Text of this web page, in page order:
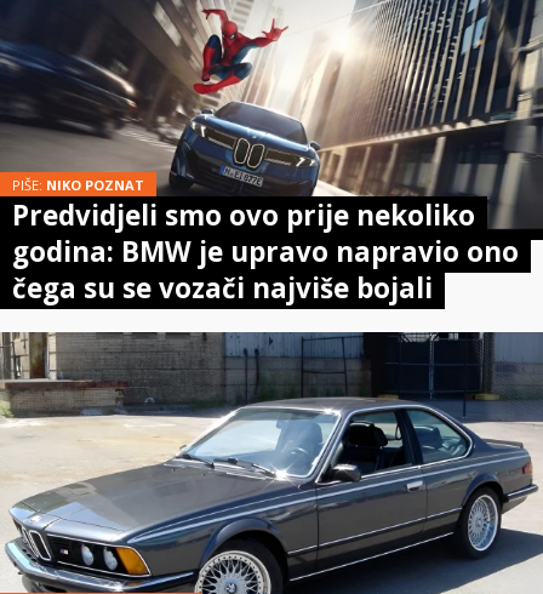
PIŠE: NIKO POZNAT
Predvidjeli smo ovo prije nekoliko
godina: BMW je upravo napravio ono
čega su se vozači najviše bojali